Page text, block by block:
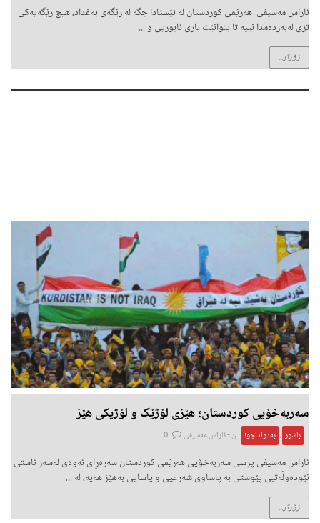
ئاراس مەسیفی هەرێمی کوردستان لە ئێستادا جگە لە رێگەی بەغداد، هیچ رێگەیەکی
تری لەبەردەمدا نییە تا بتوانێت باری ئابوریی و ...
زۆرتر...
سەربەخۆیی کوردستان؛ هێزی لۆژێک و لۆژیکی هێز
باشور , بەدواداچون ن -ئاراس مەسیفی 0
ئاراس مەسیفی پرسی سەربەخۆیی هەرێمی کوردستان سەرەڕای ئەوەی لەسەر ئاستی
نێودەوڵەتیی پێوستی بە پاساوی شەرعیی و یاسایی بەهێز هەیە، لە ...
زۆرتر...